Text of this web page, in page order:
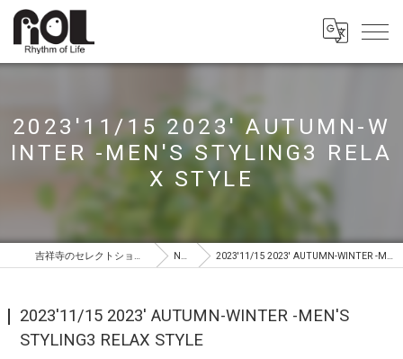
2023'11/15 2023' AUTUMN-W
INTER -MEN'S STYLING3 RELA
X STYLE
吉祥寺のセレクトショップはROL（ロル） NEWS 2023'11/15 2023' AUTUMN-WINTER -MEN'S STYLING3 RELAX STYLE
2023'11/15 2023' AUTUMN-WINTER -MEN'S
STYLING3 RELAX STYLE